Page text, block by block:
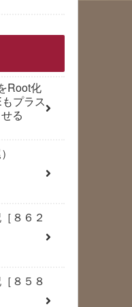
Root化
プラス
る
８６２
８５８